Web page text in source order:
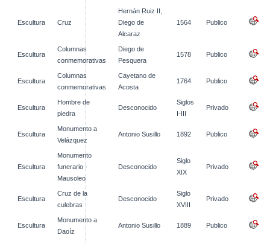
Escultura Cruz
Hernán Ruiz II,
Diego de
Alcaraz
1564 Publico
Escultura
Columnas
conmemorativas
Diego de
Pesquera
1578 Publico
Escultura
Columnas
conmemorativas
Cayetano de
Acosta
1764 Publico
Escultura
Hombre de
piedra
Desconocido
Siglos
I-III
Privado
Escultura
Monumento a
Velázquez
Antonio Susillo 1892 Publico
Escultura
Monumento
funerario -
Mausoleo
Desconocido
Siglo
XIX
Privado
Escultura
Cruz de la
culebras
Desconocido
Siglo
XVIII
Privado
Escultura
Monumento a
Daoíz
Antonio Susillo 1889 Publico